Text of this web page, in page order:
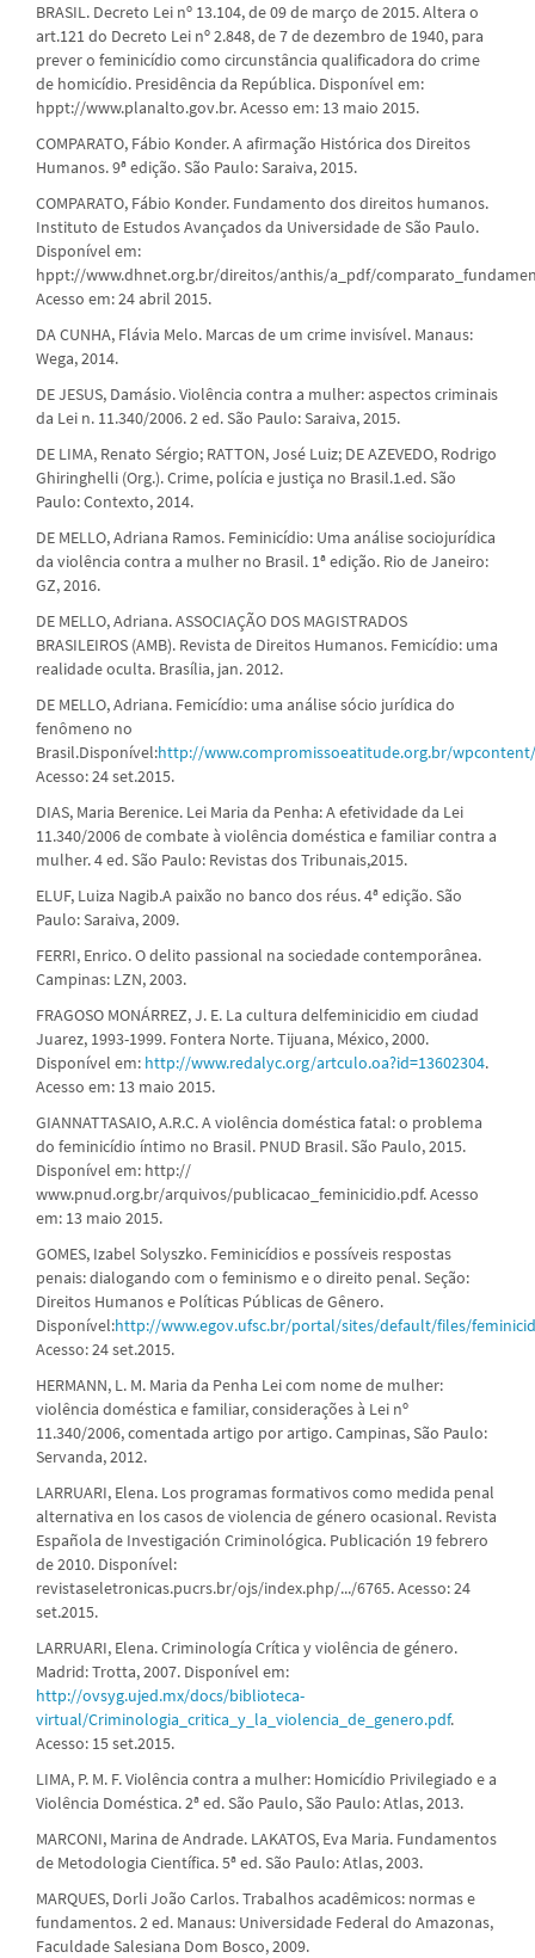
BRASIL. Decreto Lei nº 13.104, de 09 de março de 2015. Altera o
art.121 do Decreto Lei nº 2.848, de 7 de dezembro de 1940, para
prever o feminicídio como circunstância qualificadora do crime
de homicídio. Presidência da República. Disponível em:
hppt://www.planalto.gov.br. Acesso em: 13 maio 2015.
COMPARATO, Fábio Konder. A afirmação Histórica dos Direitos
Humanos. 9ª edição. São Paulo: Saraiva, 2015.
COMPARATO, Fábio Konder. Fundamento dos direitos humanos.
Instituto de Estudos Avançados da Universidade de São Paulo.
Disponível em:
hppt://www.dhnet.org.br/direitos/anthis/a_pdf/
Acesso em: 24 abril 2015.
DA CUNHA, Flávia Melo. Marcas de um crime invisível. Manaus:
Wega, 2014.
DE JESUS, Damásio. Violência contra a mulher: aspectos criminais
da Lei n. 11.340/2006. 2 ed. São Paulo: Saraiva, 2015.
DE LIMA, Renato Sérgio; RATTON, José Luiz; DE AZEVEDO, Rodrigo
Ghiringhelli (Org.). Crime, polícia e justiça no Brasil.1.ed. São
Paulo: Contexto, 2014.
DE MELLO, Adriana Ramos. Feminicídio: Uma análise sociojurídica
da violência contra a mulher no Brasil. 1ª edição. Rio de Janeiro:
GZ, 2016.
DE MELLO, Adriana. ASSOCIAÇÃO DOS MAGISTRADOS
BRASILEIROS (AMB). Revista de Direitos Humanos. Femicídio: uma
realidade oculta. Brasília, jan. 2012.
DE MELLO, Adriana. Femicídio: uma análise sócio jurídica do
fenômeno no
Brasil.Disponível:http://www.compromissoeatitude.org.br/wpcontent/
Acesso: 24 set.2015.
DIAS, Maria Berenice. Lei Maria da Penha: A efetividade da Lei
11.340/2006 de combate à violência doméstica e familiar contra a
mulher. 4 ed. São Paulo: Revistas dos Tribunais,2015.
ELUF, Luiza Nagib.A paixão no banco dos réus. 4ª edição. São
Paulo: Saraiva, 2009.
FERRI, Enrico. O delito passional na sociedade contemporânea.
Campinas: LZN, 2003.
FRAGOSO MONÁRREZ, J. E. La cultura delfeminicidio em ciudad
Juarez, 1993-1999. Fontera Norte. Tijuana, México, 2000.
Disponível em: http://www.redalyc.org/artculo.oa?id=13602304.
Acesso em: 13 maio 2015.
GIANNATTASAIO, A.R.C. A violência doméstica fatal: o problema
do feminicídio íntimo no Brasil. PNUD Brasil. São Paulo, 2015.
Disponível em: http://
www.pnud.org.br/arquivos/publicacao_feminicidio.pdf. Acesso
em: 13 maio 2015.
GOMES, Izabel Solyszko. Feminicídios e possíveis respostas
penais: dialogando com o feminismo e o direito penal. Seção:
Direitos Humanos e Políticas Públicas de Gênero.
Disponível:http://www.egov.ufsc.br/portal/sites/default/files/
Acesso: 24 set.2015.
HERMANN, L. M. Maria da Penha Lei com nome de mulher:
violência doméstica e familiar, considerações à Lei nº
11.340/2006, comentada artigo por artigo. Campinas, São Paulo:
Servanda, 2012.
LARRUARI, Elena. Los programas formativos como medida penal
alternativa en los casos de violencia de género ocasional. Revista
Española de Investigación Criminológica. Publicación 19 febrero
de 2010. Disponível:
revistaseletronicas.pucrs.br/ojs/index.php/.../6765. Acesso: 24
set.2015.
LARRUARI, Elena. Criminología Crítica y violência de género.
Madrid: Trotta, 2007. Disponível em:
http://ovsyg.ujed.mx/docs/biblioteca-
virtual/Criminologia_critica_y_la_violencia_de_genero.pdf.
Acesso: 15 set.2015.
LIMA, P. M. F. Violência contra a mulher: Homicídio Privilegiado e a
Violência Doméstica. 2ª ed. São Paulo, São Paulo: Atlas, 2013.
MARCONI, Marina de Andrade. LAKATOS, Eva Maria. Fundamentos
de Metodologia Científica. 5ª ed. São Paulo: Atlas, 2003.
MARQUES, Dorli João Carlos. Trabalhos acadêmicos: normas e
fundamentos. 2 ed. Manaus: Universidade Federal do Amazonas,
Faculdade Salesiana Dom Bosco, 2009.